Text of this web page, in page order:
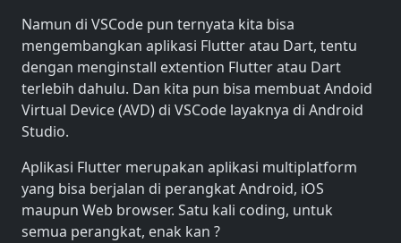
Namun di VSCode pun ternyata kita bisa
mengembangkan aplikasi Flutter atau Dart, tentu
dengan menginstall extention Flutter atau Dart
terlebih dahulu. Dan kita pun bisa membuat Andoid
Virtual Device (AVD) di VSCode layaknya di Android
Studio.
Aplikasi Flutter merupakan aplikasi multiplatform
yang bisa berjalan di perangkat Android, iOS
maupun Web browser. Satu kali coding, untuk
semua perangkat, enak kan ?